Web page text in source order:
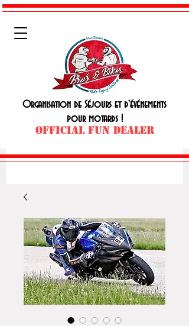
Organisation de Séjours et d'événements
pour motards !
OFFICIAL FUN DEALER